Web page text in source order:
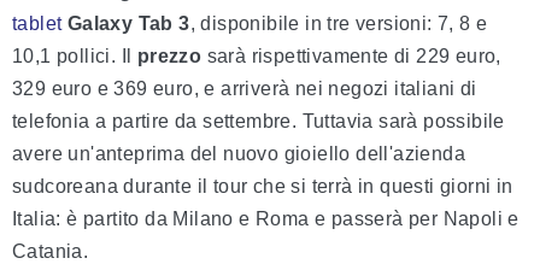
tablet Galaxy Tab 3, disponibile in tre versioni: 7, 8 e
10,1 pollici. Il prezzo sarà rispettivamente di 229 euro,
329 euro e 369 euro, e arriverà nei negozi italiani di
telefonia a partire da settembre. Tuttavia sarà possibile
avere un'anteprima del nuovo gioiello dell'azienda
sudcoreana durante il tour che si terrà in questi giorni in
Italia: è partito da Milano e Roma e passerà per Napoli e
Catania.